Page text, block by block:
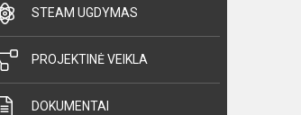
STEAM UGDYMAS
PROJEKTINĖ VEIKLA
DOKUMENTAI